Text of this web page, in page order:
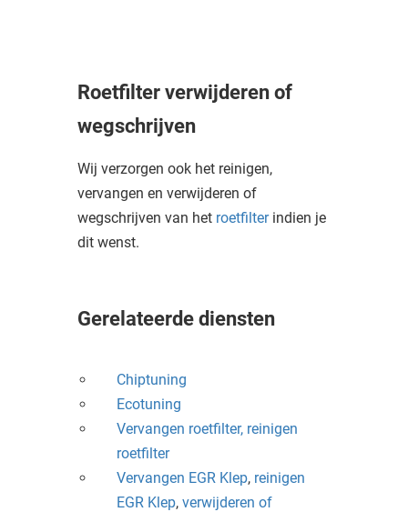
Roetfilter verwijderen of
wegschrijven
Wij verzorgen ook het reinigen,
vervangen en verwijderen of
wegschrijven van het roetfilterindien je
dit wenst.
Gerelateerde diensten
Chiptuning
Ecotuning
Vervangen roetfilter, reinigen
roetfilter
Vervangen EGR Klep, reinigen
EGR Klep,verwijderen of